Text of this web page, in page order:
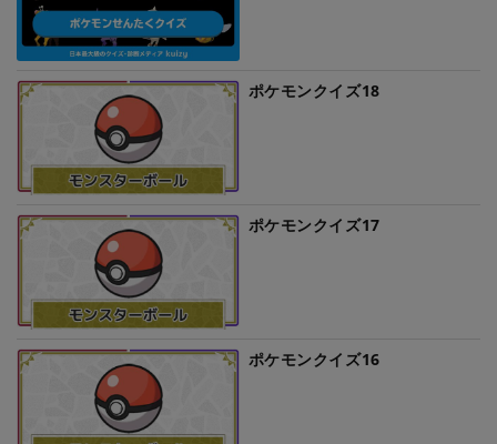
ポケモンクイズ18
ポケモンクイズ17
ポケモンクイズ16